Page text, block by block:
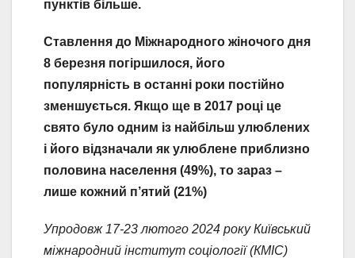
пунктів більше.
Ставлення до Міжнародного жіночого дня
8 березня погіршилося, його
популярність в останні роки постійно
зменшується. Якщо ще в 2017 році це
свято було одним із найбільш улюблених
і його відзначали як улюблене приблизно
половина населення (49%), то зараз –
лише кожний п’ятий (21%)
Упродовж 17-23 лютого 2024 року Київський
міжнародний інститут соціології (КМІС)